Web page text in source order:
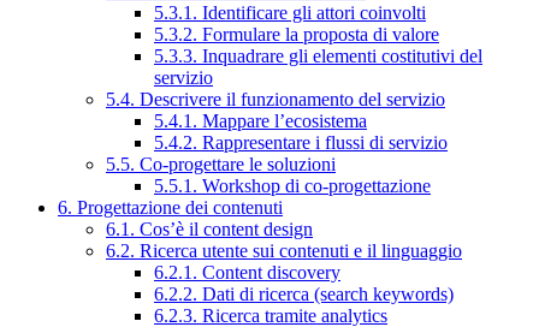
5.3.1. Identificare gli attori coinvolti
5.3.2. Formulare la proposta di valore
5.3.3. Inquadrare gli elementi costitutivi del
servizio
5.4. Descrivere il funzionamento del servizio
5.4.1. Mappare l’ecosistema
5.4.2. Rappresentare i flussi di servizio
5.5. Co-progettare le soluzioni
5.5.1. Workshop di co-progettazione
6. Progettazione dei contenuti
6.1. Cos’è il content design
6.2. Ricerca utente sui contenuti e il linguaggio
6.2.1. Content discovery
6.2.2. Dati di ricerca (search keywords)
6.2.3. Ricerca tramite analytics